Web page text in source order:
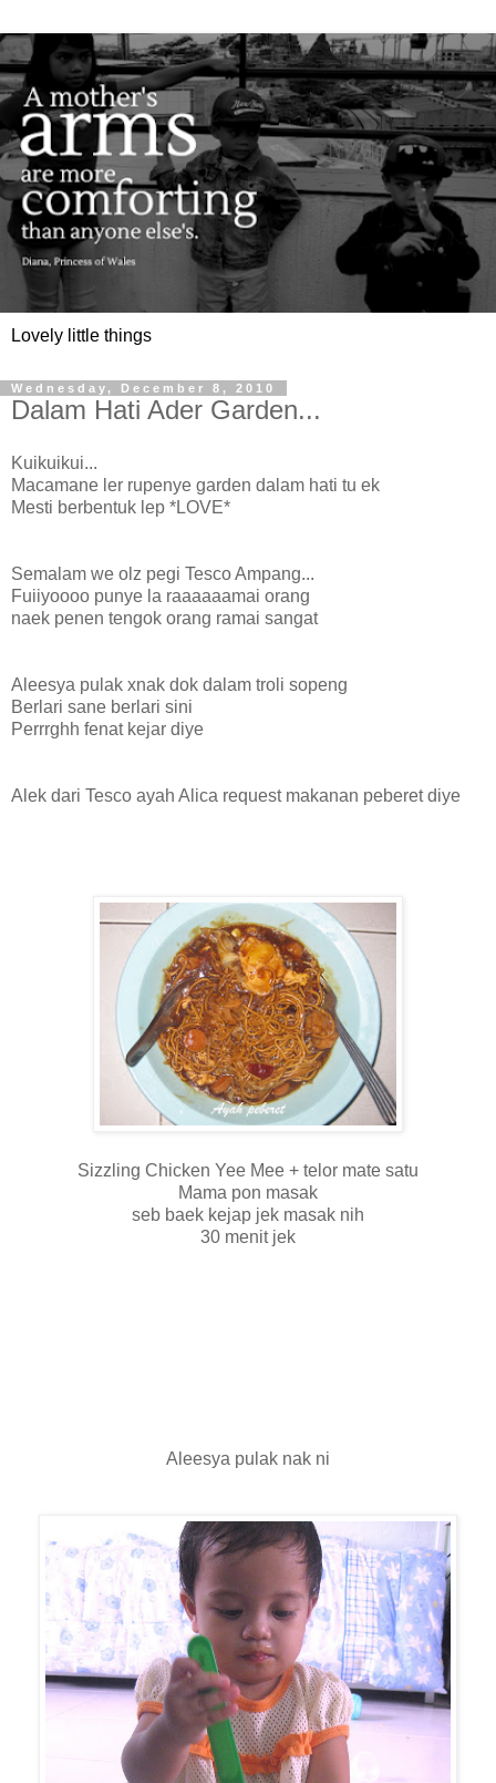
Lovely little things
Wednesday, December 8, 2010
Dalam Hati Ader Garden...
Kuikuikui...
Macamane ler rupenye garden dalam hati tu ek
Mesti berbentuk lep *LOVE*
Semalam we olz pegi Tesco Ampang...
Fuiiyoooo punye la raaaaaamai orang
naek penen tengok orang ramai sangat
Aleesya pulak xnak dok dalam troli sopeng
Berlari sane berlari sini
Perrrghh fenat kejar diye
Alek dari Tesco ayah Alica request makanan peberet diye
Sizzling Chicken Yee Mee + telor mate satu
Mama pon masak
seb baek kejap jek masak nih
30 menit jek
Aleesya pulak nak ni